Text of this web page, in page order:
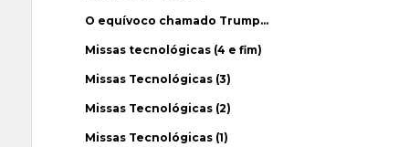
O equívoco chamado Trump…
Missas tecnológicas (4 e fim)
Missas Tecnológicas (3)
Missas Tecnológicas (2)
Missas Tecnológicas (1)